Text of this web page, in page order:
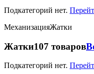
Подкатегорий нет.
МеханизацияЖатки
Жатки107 товаров
Подкатегорий нет.